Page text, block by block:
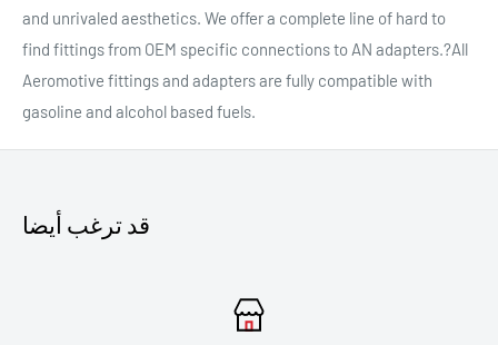
and unrivaled aesthetics. We offer a complete line of hard to
find fittings from OEM specific connections to AN adapters.?All
Aeromotive fittings and adapters are fully compatible with
gasoline and alcohol based fuels.
قد ترغب أيضا